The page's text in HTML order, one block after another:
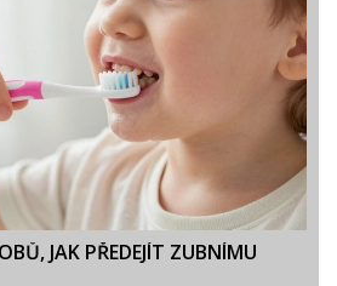
JAK PŘEDEJÍT ZUBNÍMU